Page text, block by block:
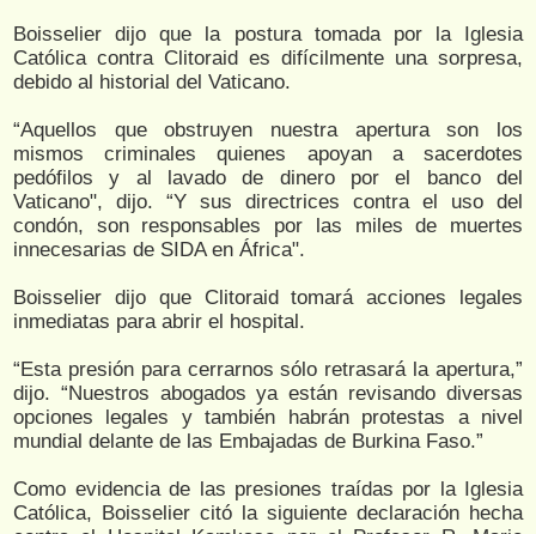
Boisselier dijo que la postura tomada por la Iglesia
Católica contra Clitoraid es difícilmente una sorpresa,
debido al historial del Vaticano.
“Aquellos que obstruyen nuestra apertura son los
mismos criminales quienes apoyan a sacerdotes
pedófilos y al lavado de dinero por el banco del
Vaticano", dijo. “Y sus directrices contra el uso del
condón, son responsables por las miles de muertes
innecesarias de SIDA en África".
Boisselier dijo que Clitoraid tomará acciones legales
inmediatas para abrir el hospital.
“Esta presión para cerrarnos sólo retrasará la apertura,”
dijo. “Nuestros abogados ya están revisando diversas
opciones legales y también habrán protestas a nivel
mundial delante de las Embajadas de Burkina Faso.”
Como evidencia de las presiones traídas por la Iglesia
Católica, Boisselier citó la siguiente declaración hecha